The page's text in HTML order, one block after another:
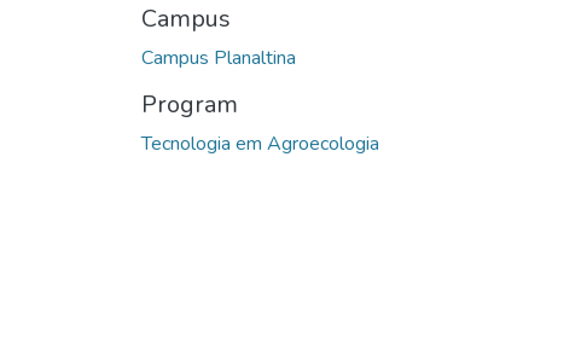
Campus
Campus Planaltina
Program
Tecnologia em Agroecologia